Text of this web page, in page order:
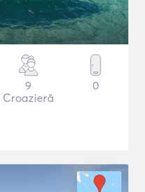
9
Croazieră
0